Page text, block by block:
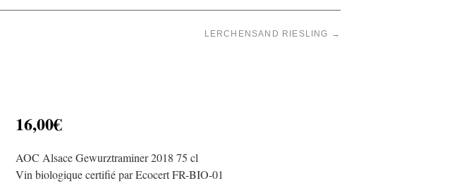
LERCHENSAND RIESLING →
16,00€
AOC Alsace Gewurztraminer 2018 75 cl
Vin biologique certifié par Ecocert FR-BIO-01